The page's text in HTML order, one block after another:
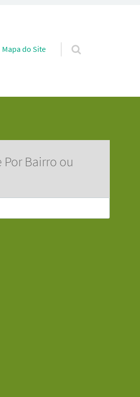
Pular para o conteúdo
Mapa do Site
Por Bairro ou